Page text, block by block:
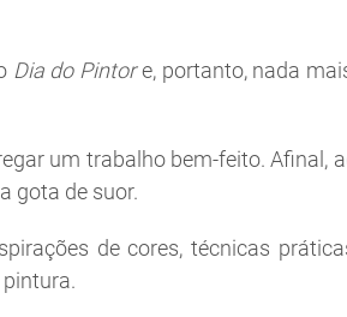
Dia do Pintore, portanto, nada
um trabalho bem-feito. Afinal,
gota de suor.
de cores, técnicas